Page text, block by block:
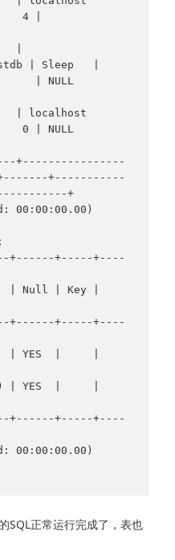
4 |
|
| Sleep   |
| NULL
| localhost
0 | NULL
+----------------
+-----------
+
00:00:00.00)
+------+-----+----
| Null | Key |
+------+-----+----
YES  |     |
| YES  |     |
+------+-----+----
00:00:00.00)
SQL正常运行完成了，表也